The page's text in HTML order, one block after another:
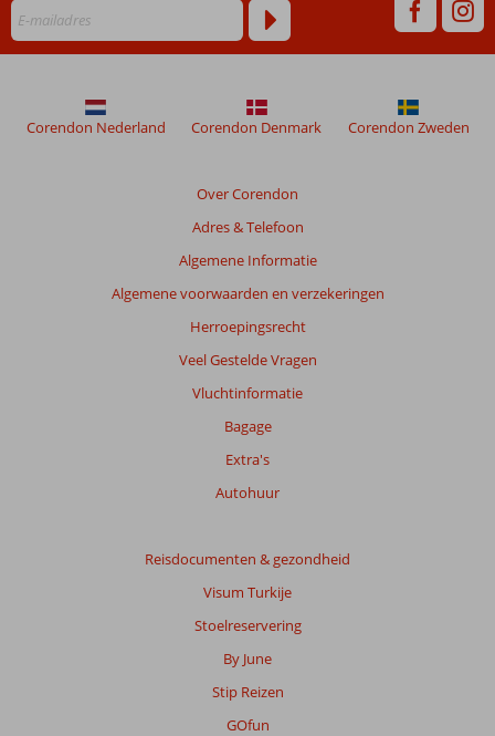
worden
meer
weergegeven
Over Corendon
Adres & Telefoon
Algemene Informatie
Algemene voorwaarden en verzekeringen
Herroepingsrecht
Veel Gestelde Vragen
Vluchtinformatie
Bagage
Extra's
Autohuur
Reisdocumenten & gezondheid
Visum Turkije
Stoelreservering
By June
Stip Reizen
GOfun
Corendon Nederland Corendon Denmark Corendon Zweden